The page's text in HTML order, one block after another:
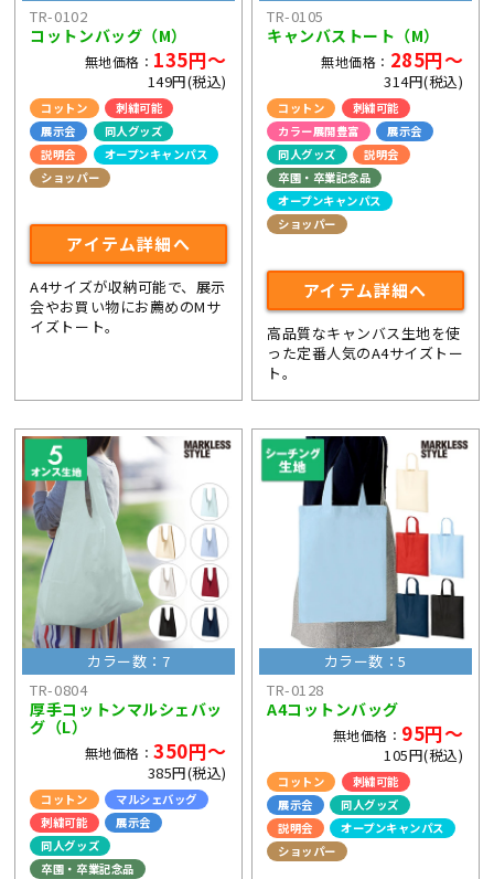
TR-0102
コットンバッグ（M）
無地価格： 135円～
149円(税込)
コットン
刺繍可能
展示会
同人グッズ
説明会
オープンキャンパス
ショッパー
アイテム詳細へ
A4サイズが収納可能で、展示
会やお買い物にお薦めのMサ
イズトート。
TR-0105
キャンバストート（M）
無地価格： 285円～
314円(税込)
コットン
刺繍可能
カラー展開豊富
展示会
同人グッズ
説明会
卒園・卒業記念品
オープンキャンパス
ショッパー
アイテム詳細へ
高品質なキャンバス生地を使
った定番人気のA4サイズトー
ト。
カラー数：7
TR-0804
厚手コットンマルシェバッ
グ（L）
無地価格：350円～
385円(税込)
コットン
マルシェバッグ
刺繍可能
展示会
同人グッズ
卒園・卒業記念品
カラー数：5
TR-0128
A4コットンバッグ
無地価格： 95円～
105円(税込)
コットン
刺繍可能
展示会
同人グッズ
説明会
オープンキャンパス
ショッパー